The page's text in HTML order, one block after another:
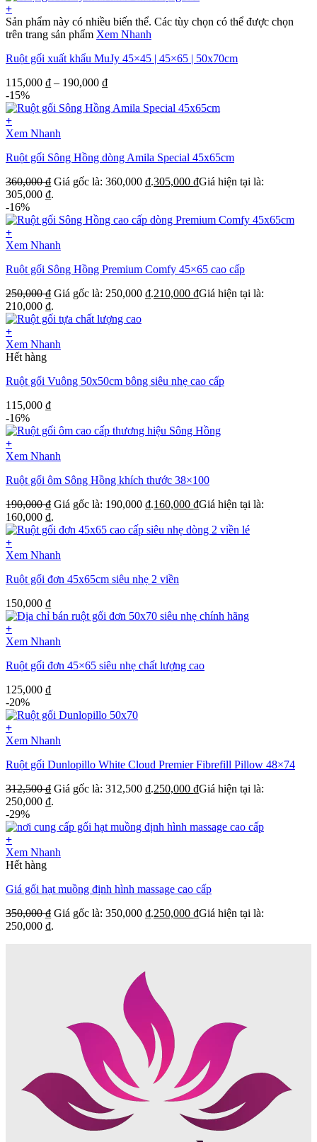
+
Sản phẩm này có nhiều biến thể. Các tùy chọn có thể được chọn
trên trang sản phẩm Xem Nhanh
Ruột gối xuất khẩu MuJy 45×45 | 45×65 | 50x70cm
115,000 ₫ – 190,000 ₫
-15%
+
Xem Nhanh
Ruột gối Sông Hồng dòng Amila Special 45x65cm
360,000₫ Giá gốc là: 360,000 ₫.305,000 ₫Giá hiện tại là:
305,000 ₫.
-16%
+
Xem Nhanh
Ruột gối Sông Hồng Premium Comfy 45×65 cao cấp
250,000₫ Giá gốc là: 250,000 ₫.210,000 ₫Giá hiện tại là:
210,000 ₫.
+
Xem Nhanh
Hết hàng
Ruột gối Vuông 50x50cm bông siêu nhẹ cao cấp
115,000 ₫
-16%
+
Xem Nhanh
Ruột gối ôm Sông Hồng khích thước 38×100
190,000₫ Giá gốc là: 190,000 ₫.160,000 ₫Giá hiện tại là:
160,000 ₫.
+
Xem Nhanh
Ruột gối đơn 45x65cm siêu nhẹ 2 viền
150,000 ₫
+
Xem Nhanh
Ruột gối đơn 45×65 siêu nhẹ chất lượng cao
125,000 ₫
-20%
+
Xem Nhanh
Ruột gối Dunlopillo White Cloud Premier Fibrefill Pillow 48×74
312,500₫ Giá gốc là: 312,500 ₫.250,000 ₫Giá hiện tại là:
250,000 ₫.
-29%
+
Xem Nhanh
Hết hàng
Giá gối hạt muồng định hình massage cao cấp
350,000₫ Giá gốc là: 350,000 ₫.250,000 ₫Giá hiện tại là:
250,000 ₫.